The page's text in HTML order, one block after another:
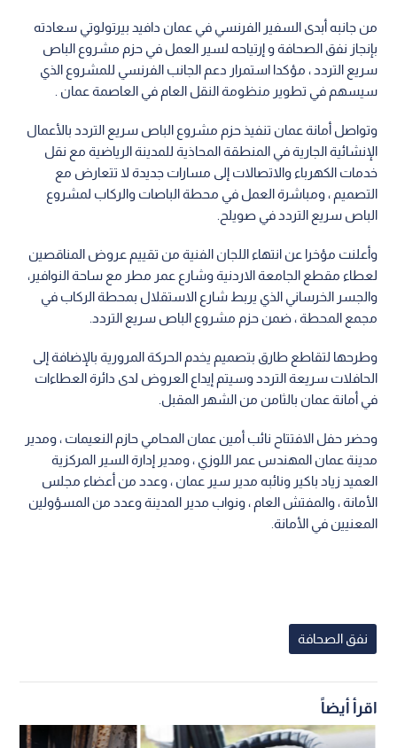
من جانبه أبدى السفير الفرنسي في عمان دافيد بيرتولوتي سعادته
بإنجاز نفق الصحافة و إرتياحه لسير العمل في حزم مشروع الباص
سريع التردد ، مؤكدا استمرار دعم الجانب الفرنسي للمشروع الذي
سيسهم في تطوير منظومة النقل العام في العاصمة عمان .
وتواصل أمانة عمان تنفيذ حزم مشروع الباص سريع التردد بالأعمال
الإنشائية الجارية في المنطقة المحاذية للمدينة الرياضية مع نقل
خدمات الكهرباء والاتصالات إلى مسارات جديدة لا تتعارض مع
التصميم ، ومباشرة العمل في محطة الباصات والركاب لمشروع
الباص سريع التردد في صويلح.
وأعلنت مؤخرا عن انتهاء اللجان الفنية من تقييم عروض المناقصين
لعطاء مقطع الجامعة الاردنية وشارع عمر مطر مع ساحة النوافير،
والجسر الخرساني الذي يربط شارع الاستقلال بمحطة الركاب في
مجمع المحطة ، ضمن حزم مشروع الباص سريع التردد.
وطرحها لتقاطع طارق بتصميم يخدم الحركة المرورية بالإضافة إلى
الحافلات سريعة التردد وسيتم إيداع العروض لدى دائرة العطاءات
في أمانة عمان بالثامن من الشهر المقبل.
وحضر حفل الافتتاح نائب أمين عمان المحامي حازم النعيمات ، ومدير
مدينة عمان المهندس عمر اللوزي ، ومدير إدارة السير المركزية
العميد زياد باكير ونائبه مدير سير عمان ، وعدد من أعضاء مجلس
الأمانة ، والمفتش العام ، ونواب مدير المدينة وعدد من المسؤولين
المعنيين في الأمانة.
نفق الصحافة
اقرأ أيضاً